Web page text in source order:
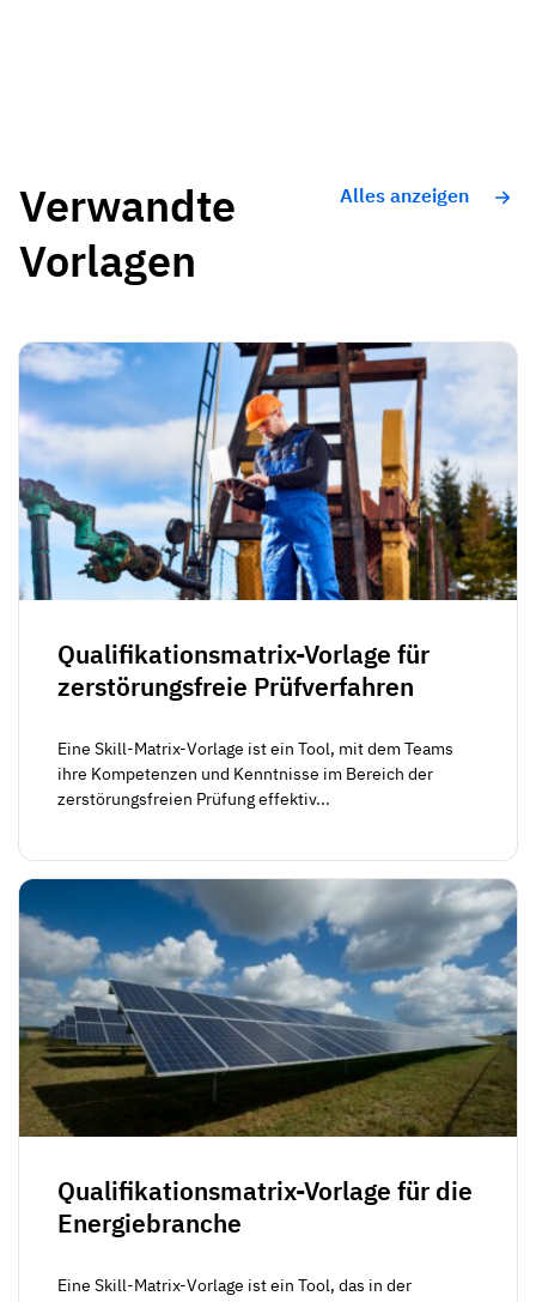
Verwandte
Vorlagen
Alles anzeigen
Qualifikationsmatrix-Vorlage für
zerstörungsfreie Prüfverfahren
Eine Skill-Matrix-Vorlage ist ein Tool, mit dem Teams
ihre Kompetenzen und Kenntnisse im Bereich der
zerstörungsfreien Prüfung effektiv...
Qualifikationsmatrix-Vorlage für die
Energiebranche
Eine Skill-Matrix-Vorlage ist ein Tool, das in der